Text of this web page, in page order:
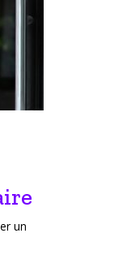
un